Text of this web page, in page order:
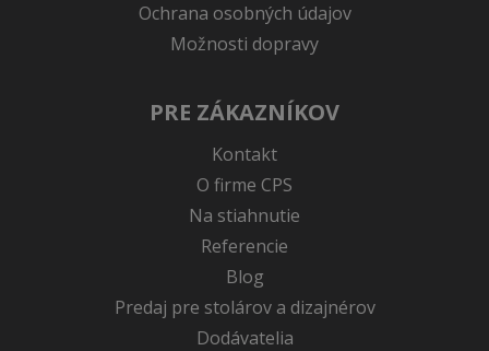
Ochrana osobných údajov
Možnosti dopravy
PRE ZÁKAZNÍKOV
Kontakt
O firme CPS
Na stiahnutie
Referencie
Blog
Predaj pre stolárov a dizajnérov
Dodávatelia